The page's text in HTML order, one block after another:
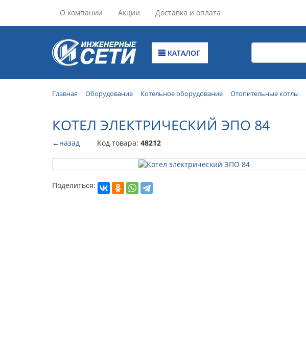
О компании Акции Доставка и оплата
КАТАЛОГ
Главная Оборудование Котельное оборудование Отопительные котлы
КОТЕЛ ЭЛЕКТРИЧЕСКИЙ ЭПО 84
←назад Код товара: 48212
Поделиться: